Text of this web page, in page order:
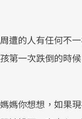
遭的人有任何不一
第一次跌倒的時
媽你想想，如果